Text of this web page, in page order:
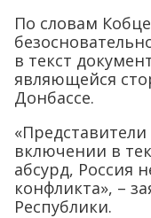
По словам
в текст
являющейся
Донбассе.
включении в
абсурд, Россия
конфликта», –
Республики.